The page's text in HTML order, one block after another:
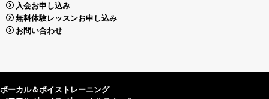
入会お申し込み
無料体験レッスンお申し込み
お問い合わせ
ボーカル＆ボイストレーニング